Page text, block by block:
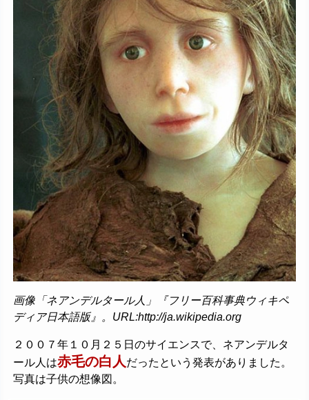
画像「ネアンデルタール人」『フリー百科事典ウィキペ
ディア日本語版』。URL:http://ja.wikipedia.org
２００７年１０月２５日のサイエンスで、ネアンデルタ
ール人は赤毛の白人 だったという発表がありました。
写真は子供の想像図。